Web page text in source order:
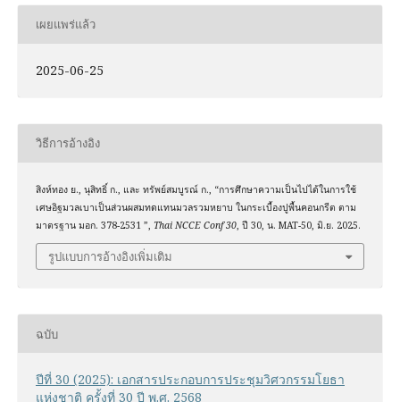
เผยแพร่แล้ว
2025-06-25
วิธีการอ้างอิง
สิงห์ทอง ย., นุสิทธิ์ ก., และ ทรัพย์สมบูรณ์ ก., “การศึกษาความเป็นไปได้ในการใช้
เศษอิฐมวลเบาเป็นส่วนผสมทดแทนมวลรวมหยาบ ในกระเบื้องปูพื้นคอนกรีต ตาม
มาตรฐาน มอก. 378-2531 ”, Thai NCCE Conf 30, ปี 30, น. MAT-50, มิ.ย. 2025.
รูปแบบการอ้างอิงเพิ่มเติม
ฉบับ
ปีที่ 30 (2025): เอกสารประกอบการประชุมวิศวกรรมโยธา
แห่งชาติ ครั้งที่ 30 ปี พ.ศ. 2568